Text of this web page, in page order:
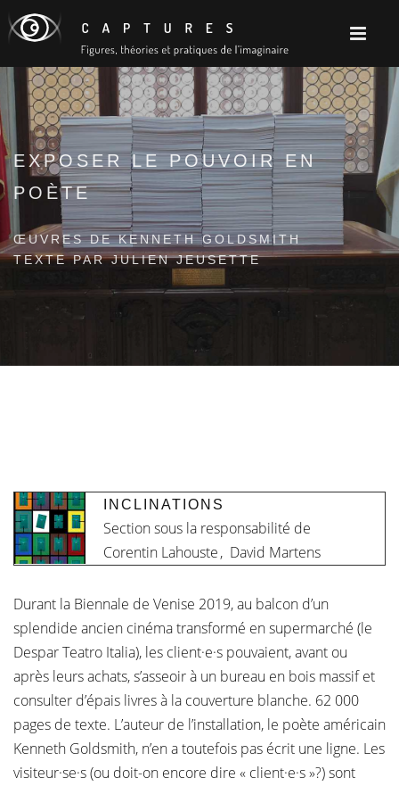
EXPOSER LE POUVOIR EN
POÈTE
ŒUVRES DE KENNETH GOLDSMITH
TEXTE PAR JULIEN JEUSETTE
INCLINATIONS
Section sous la responsabilité de
Corentin Lahouste, David Martens
Durant la Biennale de Venise 2019, au balcon d’un
splendide ancien cinéma transformé en supermarché (le
Despar Teatro Italia), les client·e·s pouvaient, avant ou
après leurs achats, s’asseoir à un bureau en bois massif et
consulter d’épais livres à la couverture blanche. 62 000
pages de texte. L’auteur de l’installation, le poète américain
Kenneth Goldsmith, n’en a toutefois pas écrit une ligne. Les
visiteur·se·s (ou doit-on encore dire « client·e·s »?) sont